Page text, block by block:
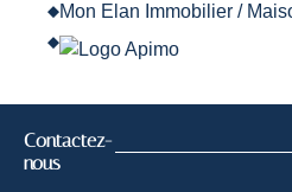
Contactez-
nous
Mon Elan Immobilier /
Ce site est protégé par reCAPTCHA et les